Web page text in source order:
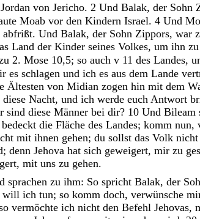
Jordan von Jericho. 2 Und Balak, der Sohn
Moab vor den Kindern Israel. 4 Und
abfrißt. Und Balak, der Sohn Zippors, war
Land der Kinder seines Volkes, um ihn zu
2. Mose 10,5; so auch v 11 des Landes,
es schlagen und ich es aus dem Lande
Ältesten von Midian zogen hin mit dem
diese Nacht, und ich werde euch Antwort
sind diese Männer bei dir? 10 Und Bileam
bedeckt die Fläche des Landes; komm nun,
mit ihnen gehen; du sollst das Volk nicht
; denn Jehova hat sich geweigert, mir zu
, mit uns zu gehen.
sprachen zu ihm: So spricht Balak, der
will ich tun; so komm doch, verwünsche
vermöchte ich nicht den Befehl Jehovas,